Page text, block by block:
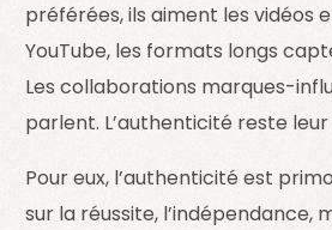
préférées, ils aiment les vidéos
YouTube, les formats longs
Les collaborations marques-
parlent. L’authenticité reste
Pour eux, l’authenticité est
sur la réussite, l’indépendance,